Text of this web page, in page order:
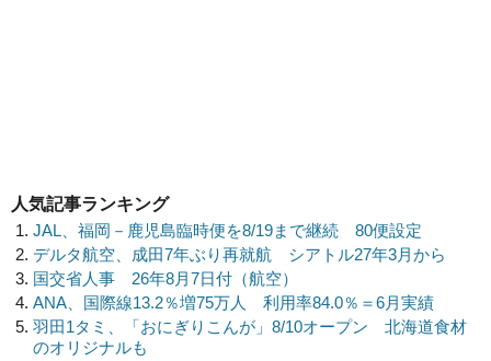
人気記事ランキング
JAL、福岡－鹿児島臨時便を8/19まで継続 80便設定
デルタ航空、成田7年ぶり再就航 シアトル27年3月から
国交省人事 26年8月7日付（航空）
ANA、国際線13.2％増75万人 利用率84.0％＝6月実績
羽田1タミ、「おにぎりこんが」8/10オープン 北海道食材
のオリジナルも